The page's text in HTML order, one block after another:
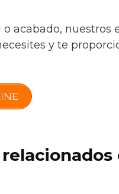
acabado, nuestros
y te